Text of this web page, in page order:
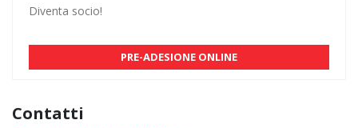
Diventa socio!
PRE-ADESIONE ONLINE
Contatti